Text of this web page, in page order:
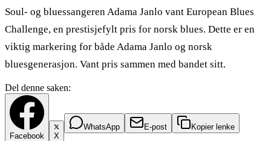
Soul- og bluessangeren Adama Janlo vant European Blues
Challenge, en prestisjefylt pris for norsk blues. Dette er en
viktig markering for både Adama Janlo og norsk
bluesgenerasjon. Vant pris sammen med bandet sitt.
Del denne saken:
Facebook X
WhatsApp E-post Kopier lenke